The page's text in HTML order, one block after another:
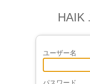
HAIK
ユーザー名